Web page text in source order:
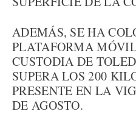
ADEMÁS, SE HA
PLATAFORMA
CUSTODIA DE
SUPERA LOS 200
PRESENTE EN LA
DE AGOSTO.